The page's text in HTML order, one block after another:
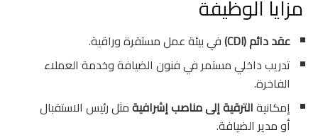
مزايا الوظيفة
عقد دائم (CDI)
في بيئة عمل مستقرة وراقية.
تدريب داخلي مستمر في فنون الضيافة وخدمة العملاء
الفاخرة.
إمكانيةالترقية إلى مناصب إشرافيةمثل رئيس الاستقبال
أو مدير الضيافة.